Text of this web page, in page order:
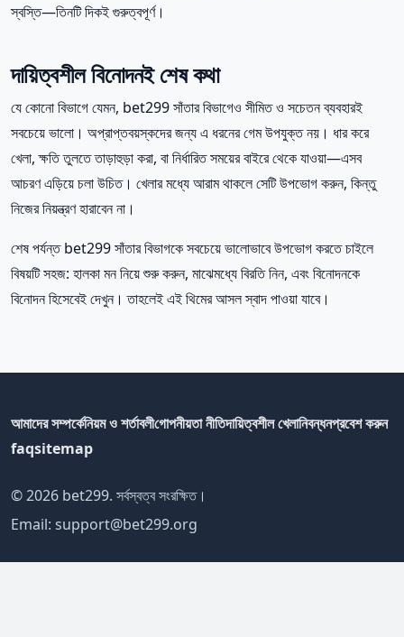
স্বস্তি—তিনটি দিকই গুরুত্বপূর্ণ।
দায়িত্বশীল বিনোদনই শেষ কথা
যে কোনো বিভাগে যেমন, bet299 সাঁতার বিভাগেও সীমিত ও সচেতন ব্যবহারই
সবচেয়ে ভালো। অপ্রাপ্তবয়স্কদের জন্য এ ধরনের গেম উপযুক্ত নয়। ধার করে
খেলা, ক্ষতি তুলতে তাড়াহুড়া করা, বা নির্ধারিত সময়ের বাইরে থেকে যাওয়া—এসব
আচরণ এড়িয়ে চলা উচিত। খেলার মধ্যে আরাম থাকলে সেটি উপভোগ করুন, কিন্তু
নিজের নিয়ন্ত্রণ হারাবেন না।
শেষ পর্যন্ত bet299 সাঁতার বিভাগকে সবচেয়ে ভালোভাবে উপভোগ করতে চাইলে
বিষয়টি সহজ: হালকা মন নিয়ে শুরু করুন, মাঝেমধ্যে বিরতি নিন, এবং বিনোদনকে
বিনোদন হিসেবেই দেখুন। তাহলেই এই থিমের আসল স্বাদ পাওয়া যাবে।
আমাদের সম্পর্কেনিয়ম ও শর্তাবলীগোপনীয়তা নীতিদায়িত্বশীল খেলানিবন্ধনপ্রবেশ করুন
faqsitemap
© 2026 bet299. সর্বস্বত্ব সংরক্ষিত।
Email: support@bet299.org